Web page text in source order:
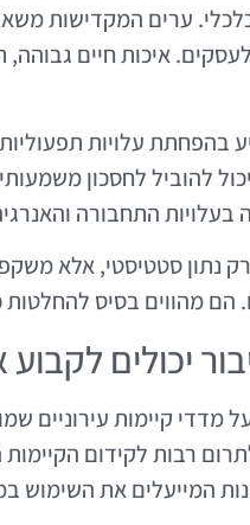
ערים המקדישות
איכות חיים גבוהה,
בהפחתת עלויות
להוביל לחסכון
בעלויות התחבורה
רק נתון סטטיסטי, אלא
מהווים בסיס להחלטות
קיימות עירוניים
רבות לקידום הקיימות
המייעלים את השימוש